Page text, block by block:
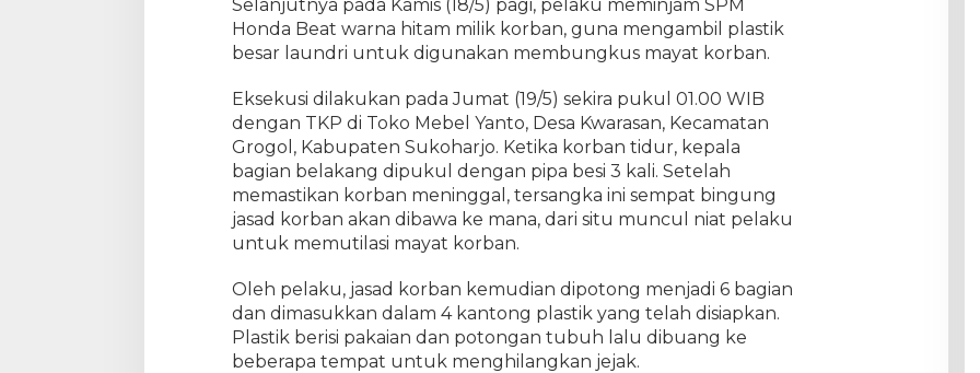
k
a
n
l
m
i
a
h
Selanjutnya pada Kamis (18/5) pagi, pelaku meminjam SPM
Honda Beat warna hitam milik korban, guna mengambil plastik
besar laundri untuk digunakan membungkus mayat korban.
Eksekusi dilakukan pada Jumat (19/5) sekira pukul 01.00 WIB
dengan TKP di Toko Mebel Yanto, Desa Kwarasan, Kecamatan
Grogol, Kabupaten Sukoharjo. Ketika korban tidur, kepala
bagian belakang dipukul dengan pipa besi 3 kali. Setelah
memastikan korban meninggal, tersangka ini sempat bingung
jasad korban akan dibawa ke mana, dari situ muncul niat pelaku
untuk memutilasi mayat korban.
Oleh pelaku, jasad korban kemudian dipotong menjadi 6 bagian
dan dimasukkan dalam 4 kantong plastik yang telah disiapkan.
Plastik berisi pakaian dan potongan tubuh lalu dibuang ke
beberapa tempat untuk menghilangkan jejak.